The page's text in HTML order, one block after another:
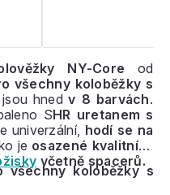
NY-Core od
všechny koloběžky s
jsou hnedv 8 barvách.
SHR uretanem s
univerzální, hodí se na
je osazené kvalitními
včetně spacerů.
všechny koloběžky s